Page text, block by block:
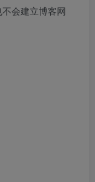
会建立博客网